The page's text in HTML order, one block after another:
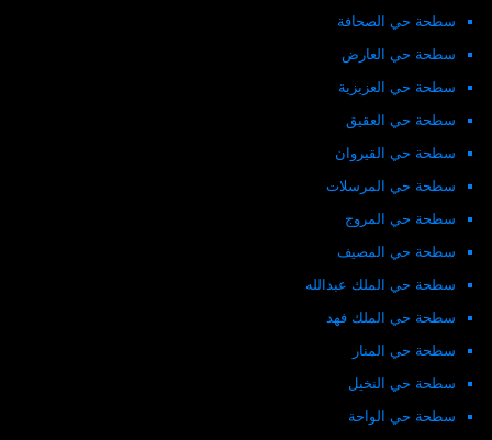
سطحة حي الصحافة
سطحة حي العارض
سطحة حي العزيزية
سطحة حي العقيق
سطحة حي القيروان
سطحة حي المرسلات
سطحة حي المروج
سطحة حي المصيف
سطحة حي الملك عبدالله
سطحة حي الملك فهد
سطحة حي المنار
سطحة حي النخيل
سطحة حي الواحة